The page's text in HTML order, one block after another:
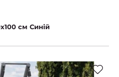
см Синій